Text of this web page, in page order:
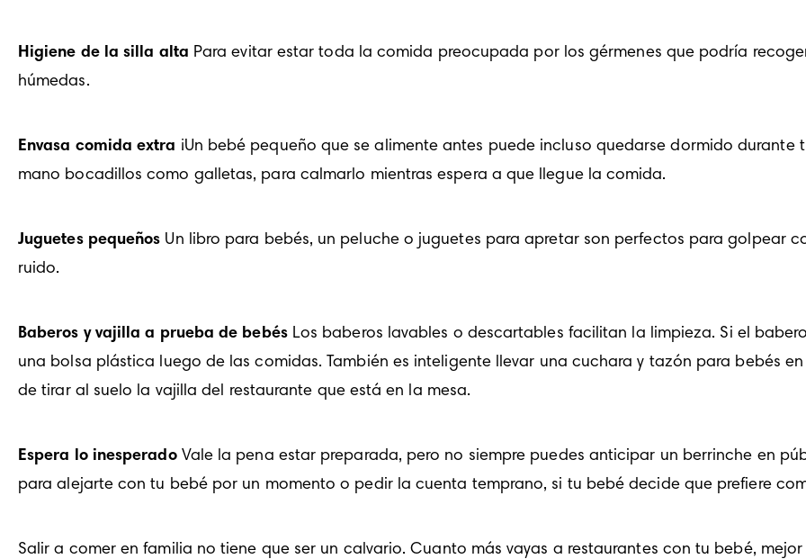
Higiene de la silla alta Para evitar estar toda la comida preocupada por los gérmenes que podría
húmedas.
Envasa comida extra ¡Un bebé pequeño que se alimente antes puede incluso quedarse dormido durante
mano bocadillos como galletas, para calmarlo mientras espera a que llegue la comida.
Juguetes pequeños Un libro para bebés, un peluche o juguetes para apretar son perfectos para golpear
ruido.
Baberos y vajilla a prueba de bebés Los baberos lavables o descartables facilitan la limpieza. Si el
una bolsa plástica luego de las comidas. También es inteligente llevar una cuchara y tazón para bebés
de tirar al suelo la vajilla del restaurante que está en la mesa.
Espera lo inesperado Vale la pena estar preparada, pero no siempre puedes anticipar un berrinche en
para alejarte con tu bebé por un momento o pedir la cuenta temprano, si tu bebé decide que prefiere
Salir a comer en familia no tiene que ser un calvario. Cuanto más vayas a restaurantes con tu bebé,